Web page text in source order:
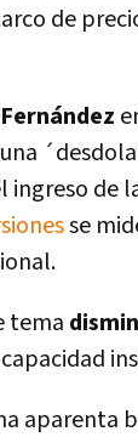
de
ingreso de
se
tema
aparenta